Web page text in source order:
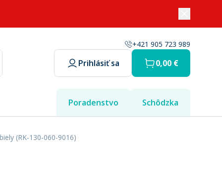
+421 905 723 989
Prihlásiť sa 0,00 €
Poradenstvo Schôdzka
(RK-130-060-9016)